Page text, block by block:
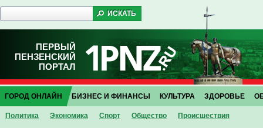
ПЕРВЫЙ
ПЕНЗЕНСКИЙ
ПОРТАЛ
ГОРОД ОНЛАЙН
Политика Экономика Спорт Общество Проиcшествия
БИЗНЕС И ФИНАНСЫ КУЛЬТУРА ЗДОРОВЬЕ